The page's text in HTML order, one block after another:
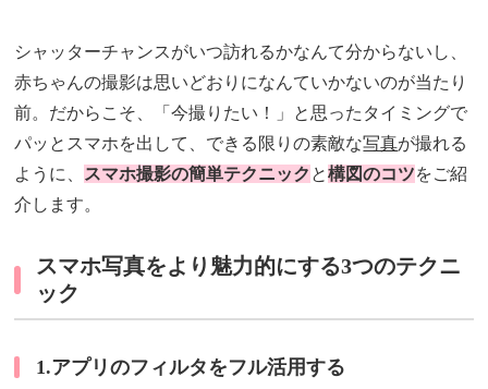
シャッターチャンスがいつ訪れるかなんて分からないし、
赤ちゃんの撮影は思いどおりになんていかないのが当たり
前。だからこそ、「今撮りたい！」と思ったタイミングで
パッとスマホを出して、できる限りの素敵な写真が撮れる
ように、 スマホ撮影の簡単テクニック と構図のコツをご紹
介します。
スマホ写真をより魅力的にする3つのテクニ
ック
1.アプリのフィルタをフル活用する